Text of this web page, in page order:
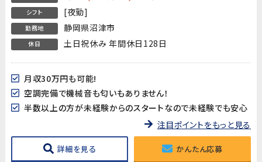
シフト [夜勤]
勤務地 静岡県沼津市
休日 土日祝休み 年間休日128日
月収30万円も可能!
空調完備で機械音も匂いもありません！
半数以上の方が未経験からのスタートなので未経験でも安心
注目ポイントをもっと見る
詳細を見る かんたん応募